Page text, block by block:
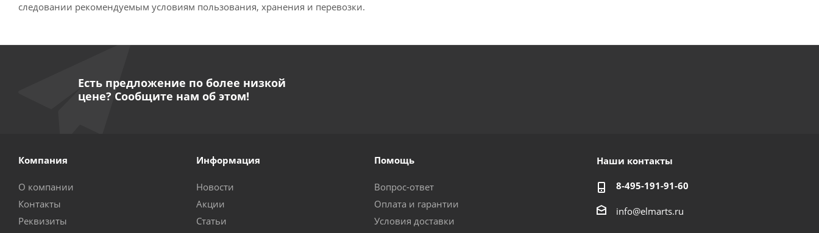
следовании рекомендуемым условиям пользования, хранения и перевозки.
Есть предложение по более низкой
цене? Сообщите нам об этом!
Компания
О компании
Контакты
Реквизиты
Информация
Новости
Акции
Статьи
Помощь
Вопрос-ответ
Оплата и гарантии
Условия доставки
Наши контакты
8-495-191-91-60
info@elmarts.ru